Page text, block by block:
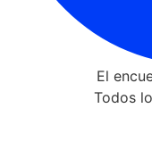
El
Todos